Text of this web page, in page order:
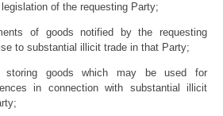
of the requesting Party;
of goods notified by the requesting
to substantial illicit trade in that Party;
goods which may be used for
in connection with substantial illicit